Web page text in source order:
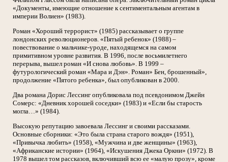
«Документы, имеющие отношение к сентиментальным агентам в
империи Волиен» (1983).
Роман «Хороший террорист» (1985) рассказывает о группе
лондонских революционеров. «Пятый ребенок» (1988) –
повествование о мальчике-уроде, находящемся на самом
примитивном уровне развития. В 1996, после восьмилетнего
перерыва, вышел роман «И снова любовь». В 1999 –
футурологический роман «Мара и Дэн». Роман» Бен, брошенный»,
продолжение «Пятого ребенка», был опубликован в 2000.
Два романа Дорис Лессинг опубликовала под псевдонимом Джейн
Сомерс: «Дневник хорошей соседки» (1983) и «Если бы старость
могла…» (1984).
Высокую репутацию завоевала Лессинг и своими рассказами.
Основные сборники: «Это была страна старого вождя» (1951),
«Привычка любить» (1958), «Мужчина и две женщины» (1963),
«Африканские истории» (1964), «Искушения Джека Оркни» (1972). В
1978 вышел том рассказов, включивший всю ее «малую прозу», кроме